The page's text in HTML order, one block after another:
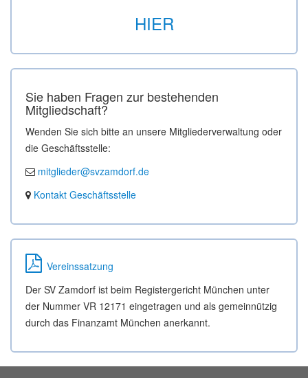
HIER
Sie haben Fragen zur bestehenden
Mitgliedschaft?
Wenden Sie sich bitte an unsere Mitgliederverwaltung oder
die Geschäftsstelle:
mitglieder@svzamdorf.de
Kontakt Geschäftsstelle
Vereinssatzung
Der SV Zamdorf ist beim Registergericht München unter
der Nummer VR 12171 eingetragen und als gemeinnützig
durch das Finanzamt München anerkannt.